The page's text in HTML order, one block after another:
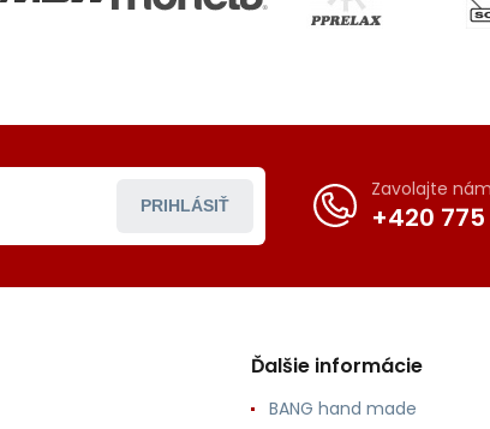
PRIHLÁSIŤ
Zavolajte nám
+420 775
Ďalšie informácie
BANG hand made